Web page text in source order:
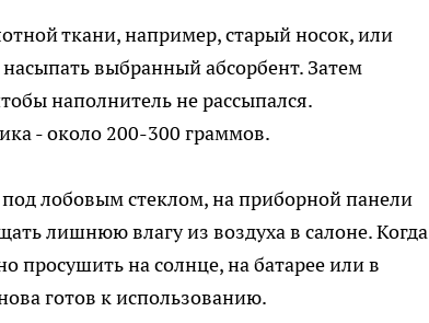
ткани, например, старый носок, или
выбранный абсорбент. Затем
наполнитель не рассыпался.
- около 200-300 граммов.
лобовым стеклом, на приборной панели
лишнюю влагу из воздуха в салоне. Когда
просушить на солнце, на батарее или в
готов к использованию.